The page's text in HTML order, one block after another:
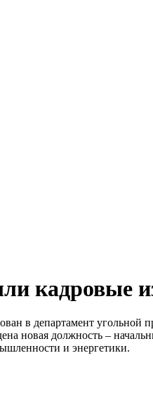
кадровые
в департамент угольной
новая должность –
и энергетики.